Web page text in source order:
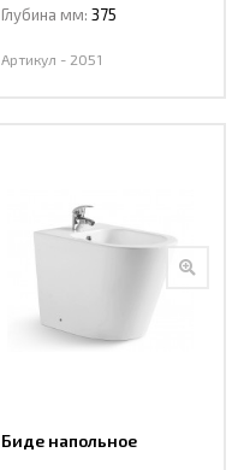
Глубина мм: 375
Артикул - 2051
Биде напольное